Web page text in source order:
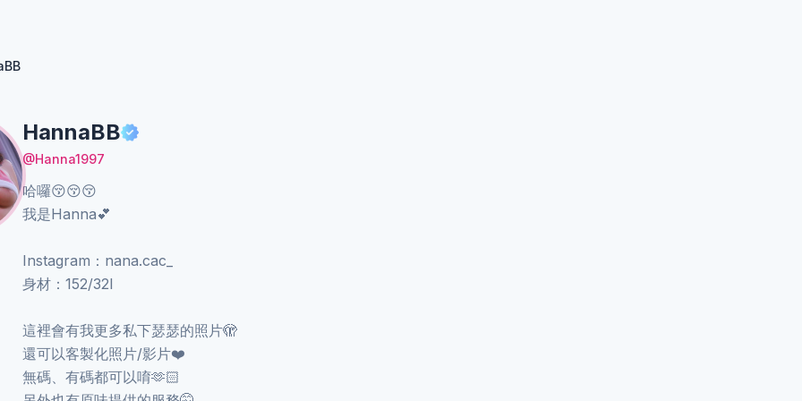
HannaBB
@Hanna1997
哈囉😚😚😚
我是Hanna💕
Instagram：nana.cac_
身材：152/32I
這裡會有我更多私下瑟瑟的照片🫣
還可以客製化照片/影片❤️
無碼、有碼都可以唷🫶🏻